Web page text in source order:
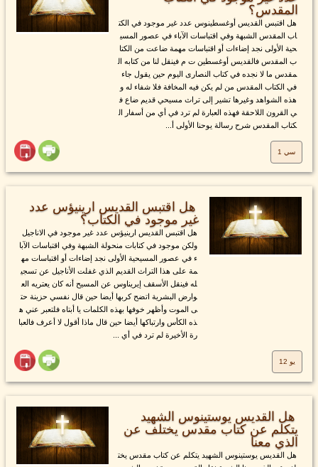
المقدس؟
هل اقتبس القديس أوغسطينوس عدد غير موجود في الكت
اب المقدس الشبهة وفي اقتباسات الآباء في عصور المسي
حية الأولى نجد إضاءات أو اقتباسات مهمة ضاعت من الكتا
ب المقدس فالقديس أوغسطين ت م فينقل لنا من كتابه ال
مقدس ما لا نجده في كتاب النصارى اليوم حين يقول جاء
في الكتاب المقدس من لم يكن فيه المخافة فلا شفاء له و
هذه الشواهد وغيرها تشير إلى تراث مسيحي قديم ضاع ف
ي القرون اللاحقة فهذه العبارة لم ترد في أي من أسفار ال
كتاب المقدس شرح رسالة يوحنا الأولى أ...
سي 1
هل اقتبس القديس ارينيؤس عدد
غير موجود في الكتاب؟
هل اقتبس القديس ارينيؤس عدد غير موجود في الاناجيل
ولكن موجود في كتابات منحولة الشبهة وفي اقتباسات الآبا
ء في عصور المسيحية الأولى نجد إضاءات أو اقتباسات مه
مة على هذا التراث القديم الذي غفلت الأناجيل عن تسجي
له فينقل الأسقف إيريناوس عن المسيح أنه كان يعتريه الع
وارض البشرية اتضح كربها أيضا حين قال نفسي حزينة حت
ى الموت وأظهر خوفها بهذه الكلمات يا أبتاه فلتعبر عني ه
ذه الكأس وارتباكها أيضا حين قال ماذا أقول لا أعرف فالعبا
رة الأخيرة لم ترد في أي ...
يو 12
هل القديس يوستينوس الشهيد
يتكلم عن كتاب مقدس يختلف عن
الذي معنا
هل القديس يوستينوس الشهيد يتكلم عن كتاب مقدس يخت